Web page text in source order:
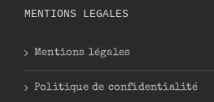
MENTIONS LEGALES
Mentions légales
Politique de confidentialité